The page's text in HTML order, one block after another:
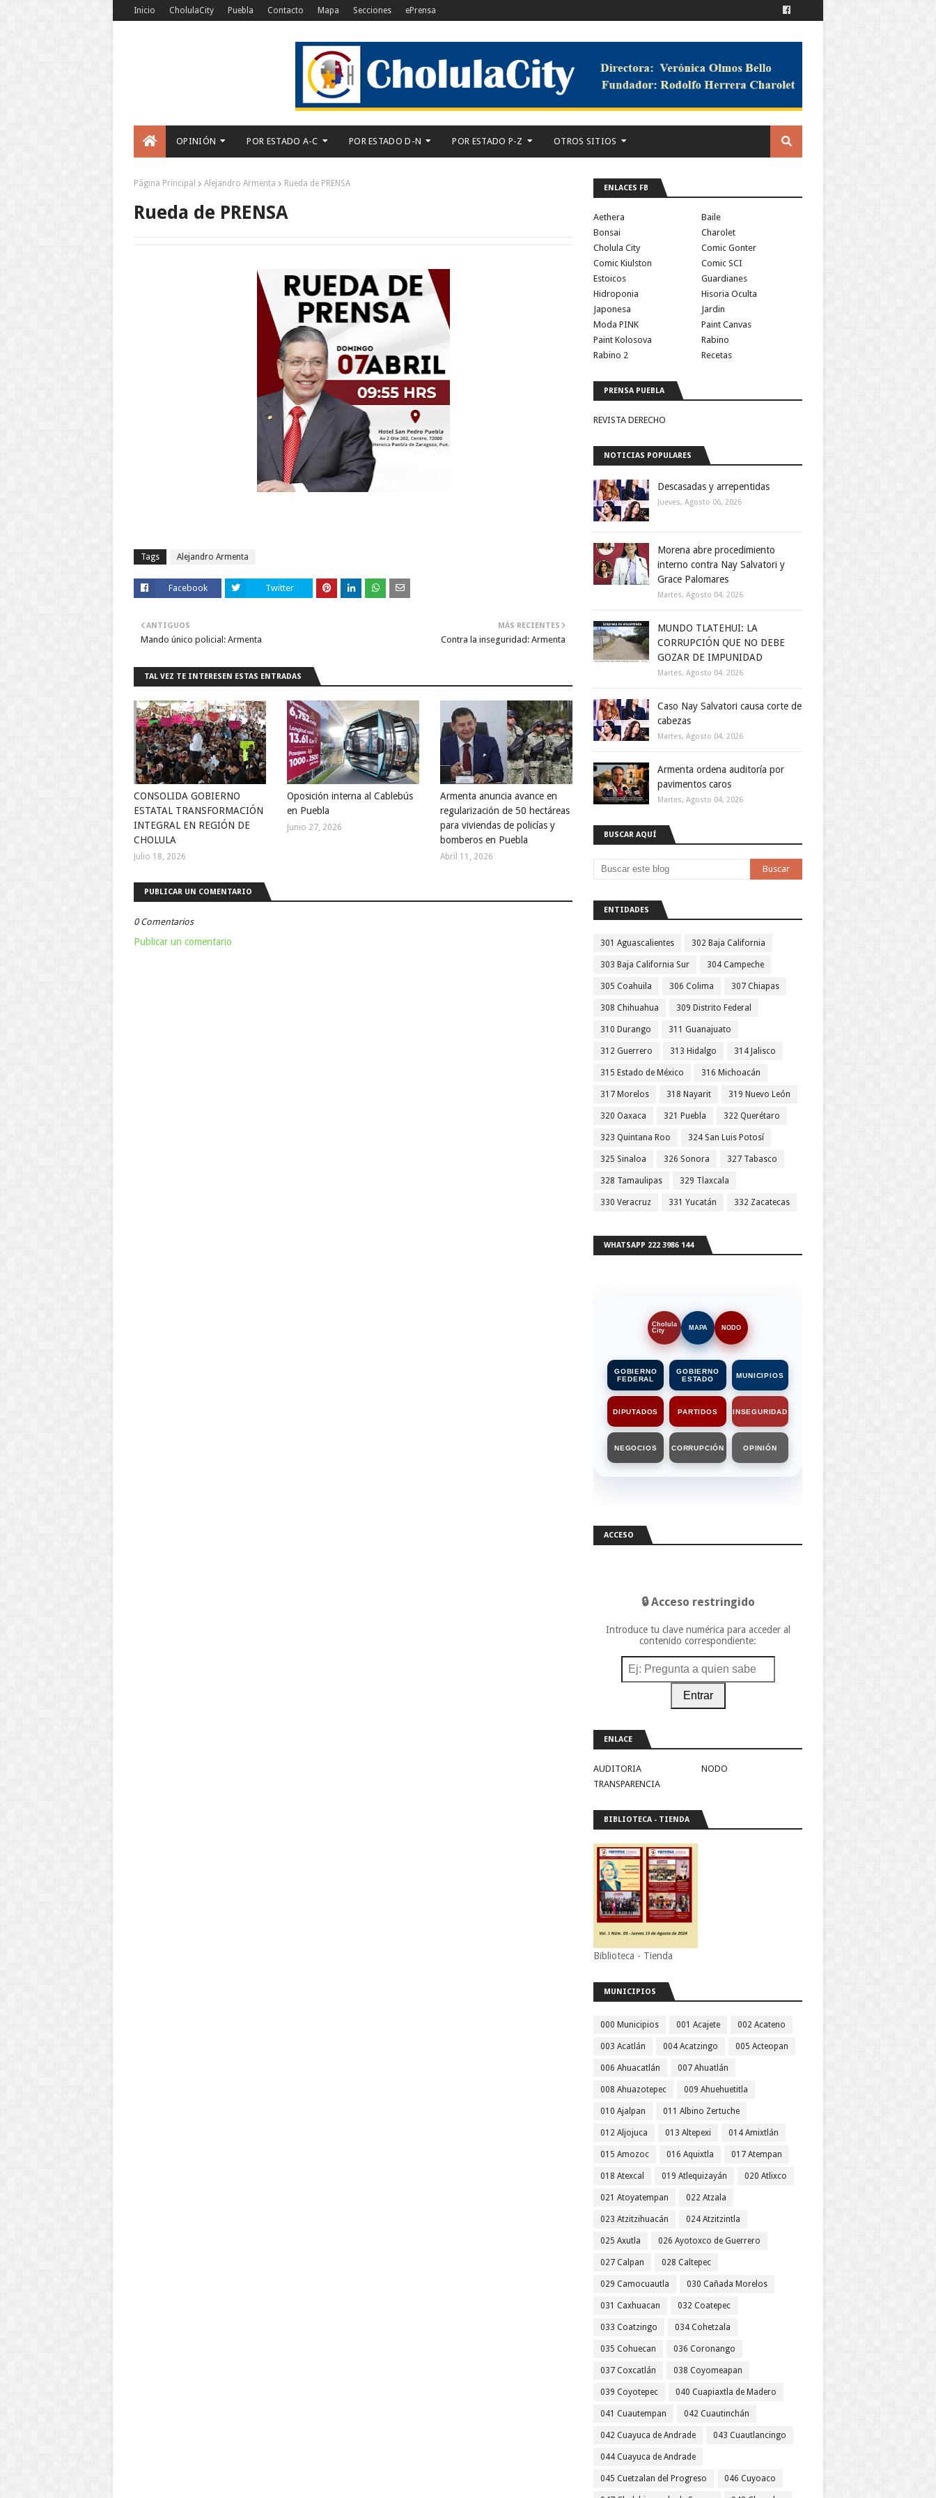
Inicio CholulaCity Puebla Contacto Mapa Secciones ePrensa
OPINIÓN POR ESTADO A-C POR ESTADO D-N POR ESTADO P-Z OTROS SITIOS
Página Principal Alejandro Armenta Rueda de PRENSA
Rueda de PRENSA
Tags Alejandro Armenta
Facebook Twitter
MÁS RECIENTES
Contra la inseguridad: Armenta
ANTIGUOS
Mando único policial: Armenta
TAL VEZ TE INTERESEN ESTAS ENTRADAS
CONSOLIDA GOBIERNO
ESTATAL TRANSFORMACIÓN
INTEGRAL EN REGIÓN DE
CHOLULA
Julio 18, 2026
Oposición interna al Cablebús
en Puebla
Junio 27, 2026
Armenta anuncia avance en
regularización de 50 hectáreas
para viviendas de policías y
bomberos en Puebla
Abril 11, 2026
PUBLICAR UN COMENTARIO
0 Comentarios
Publicar un comentario
ENLACES FB
Aethera
Baile
Bonsai
Charolet
Cholula City
Comic Gonter
Comic Kiulston
Comic SCI
Estoicos
Guardianes
Hidroponia
Hisoria Oculta
Japonesa
Jardin
Moda PINK
Paint Canvas
Paint Kolosova
Rabino
Rabino 2
Recetas
PRENSA PUEBLA
REVISTA DERECHO
NOTICIAS POPULARES
Descasadas y arrepentidas
Jueves, Agosto 06, 2026
Morena abre procedimiento
interno contra Nay Salvatori y
Grace Palomares
Martes, Agosto 04, 2026
MUNDO TLATEHUI: LA
CORRUPCIÓN QUE NO DEBE
GOZAR DE IMPUNIDAD
Martes, Agosto 04, 2026
Caso Nay Salvatori causa corte de
cabezas
Martes, Agosto 04, 2026
Armenta ordena auditoría por
pavimentos caros
Martes, Agosto 04, 2026
BUSCAR AQUÍ
ENTIDADES
301 Aguascalientes 302 Baja California
303 Baja California Sur 304 Campeche
305 Coahuila 306 Colima 307 Chiapas
308 Chihuahua 309 Distrito Federal
310 Durango 311 Guanajuato
312 Guerrero 313 Hidalgo 314 Jalisco
315 Estado de México 316 Michoacán
317 Morelos 318 Nayarit 319 Nuevo León
320 Oaxaca 321 Puebla 322 Querétaro
323 Quintana Roo 324 San Luis Potosí
325 Sinaloa 326 Sonora 327 Tabasco
328 Tamaulipas 329 Tlaxcala
330 Veracruz 331 Yucatán 332 Zacatecas
WHATSAPP 222 3986 144
Cholula
City
MAPA NODO
GOBIERNO
FEDERAL
GOBIERNO
ESTADO
MUNICIPIOS
DIPUTADOS PARTIDOS INSEGURIDAD
NEGOCIOS CORRUPCIÓN OPINIÓN
ACCESO
🔒 Acceso restringido
Introduce tu clave numérica para acceder al
contenido correspondiente:
Entrar
ENLACE
AUDITORIA
NODO
TRANSPARENCIA
BIBLIOTECA - TIENDA
Biblioteca - Tienda
MUNICIPIOS
000 Municipios 001 Acajete 002 Acateno
003 Acatlán 004 Acatzingo 005 Acteopan
006 Ahuacatlán 007 Ahuatlán
008 Ahuazotepec 009 Ahuehuetitla
010 Ajalpan 011 Albino Zertuche
012 Aljojuca 013 Altepexi 014 Amixtlán
015 Amozoc 016 Aquixtla 017 Atempan
018 Atexcal 019 Atlequizayán 020 Atlixco
021 Atoyatempan 022 Atzala
023 Atzitzihuacán 024 Atzitzintla
025 Axutla 026 Ayotoxco de Guerrero
027 Calpan 028 Caltepec
029 Camocuautla 030 Cañada Morelos
031 Caxhuacan 032 Coatepec
033 Coatzingo 034 Cohetzala
035 Cohuecan 036 Coronango
037 Coxcatlán 038 Coyomeapan
039 Coyotepec 040 Cuapiaxtla de Madero
041 Cuautempan 042 Cuautinchán
042 Cuayuca de Andrade 043 Cuautlancingo
044 Cuayuca de Andrade
045 Cuetzalan del Progreso 046 Cuyoaco